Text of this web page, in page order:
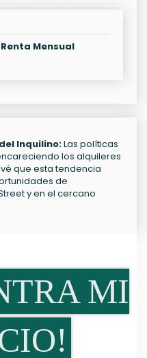
Renta Mensual
Inquilino:Las políticas
los alquileres
que esta tendencia
de
y en el cercano
MI